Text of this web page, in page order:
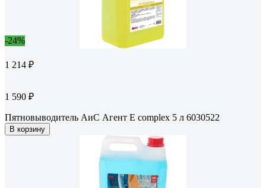
-24%
1 214 ₽
1 590 ₽
Пятновыводитель АиС Агент E complex 5 л 6030522
В корзину